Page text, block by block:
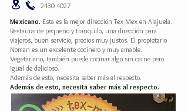
2430 4027
Mexicano. Esta es la mejor dirección Tex-Mex en Alajuela.
Restaurante pequeño y tranquilo, una dirección para
viajeros, buen servicio, precios muy justos. El propietario
Noman es un excelente cocinero y muy amable.
Vegetariano, también puede cocinar algo sin carne pero
igual de delicioso.
Además de esto, necesita saber más al respecto.
Además de esto, necesita saber más al respecto.